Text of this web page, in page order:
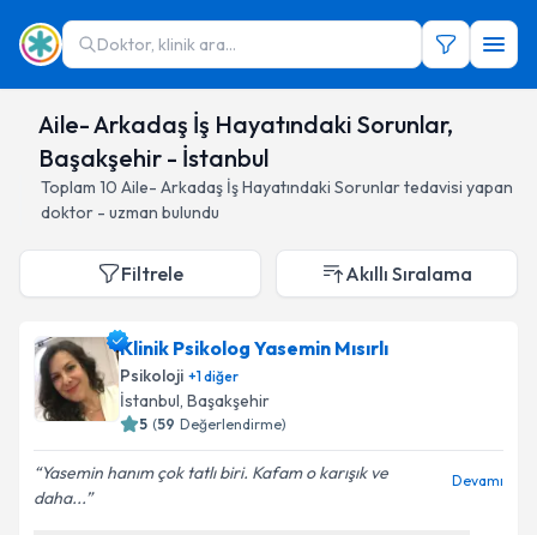
Doktor, klinik ara...
Aile- Arkadaş İş Hayatındaki Sorunlar,
Başakşehir - İstanbul
Toplam 10 Aile- Arkadaş İş Hayatındaki Sorunlartedavisi yapan
doktor - uzman bulundu
Filtrele Akıllı Sıralama
Klinik Psikolog Yasemin Mısırlı
Psikoloji +1diğer
İstanbul, Başakşehir
5 (59 Değerlendirme)
Yasemin hanım çok tatlı biri. Kafam o karışık ve
daha...
Devamı